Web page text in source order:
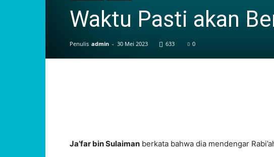
Waktu Pasti akan
Penulis admin - 30 Mei 2023 633 0
Ja’far bin Sulaiman berkata bahwa dia mendengar